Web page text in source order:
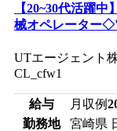
【20~30代活躍
械オペレーター◇
UTエージェント
CL_cfw1
給与 月収例
勤務地
宮崎県